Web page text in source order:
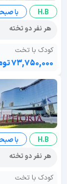
H.B
با
هر نفر دو تخته
کودک با تخت
۷۳,۷۵۰,۰۰۰ تومان
H.B
با
هر نفر دو تخته
کودک با تخت